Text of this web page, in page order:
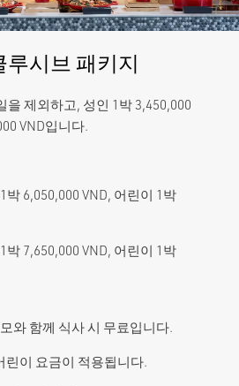
루시브 패키지
을 제외하고, 성인 1박 3,450,000
VND입니다.
박 6,050,000 VND, 어린이 1박
박 7,650,000 VND, 어린이 1박
와 함께 식사 시 무료입니다.
린이 요금이 적용됩니다.